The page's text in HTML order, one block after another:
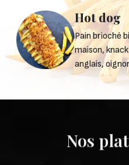
Hot dog
Pain brioché
maison,
anglais,
Nos